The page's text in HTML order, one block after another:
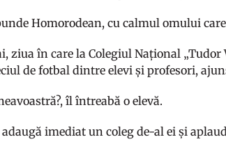
Homorodean, cu calmul omului
ziua în care la Colegiul Național „Tudor
de fotbal dintre elevi și profesori,
îl întreabă o elevă.
imediat un coleg de-al ei și